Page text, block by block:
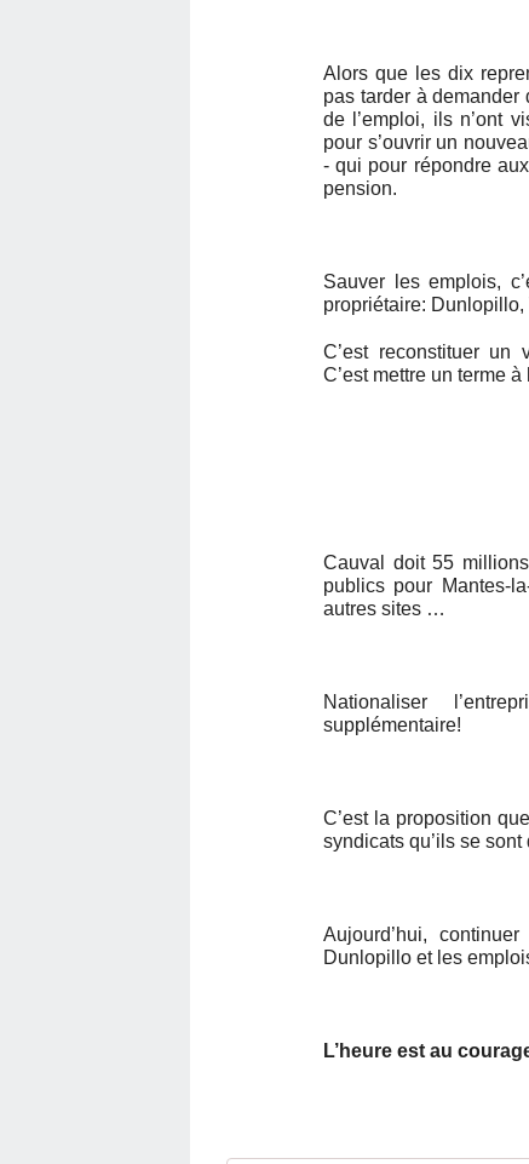
Alors que les dix
pas tarder à
de l’emploi, ils n’ont
pour s’ouvrir un
- qui pour répondre
pension.
Sauver les emplois,
propriétaire:
C’est reconstituer un
C’est mettre un terme
Cauval doit 55
publics pour Mantes-
autres sites …
Nationaliser
supplémentaire!
C’est la proposition
syndicats qu’ils se sont
Aujourd’hui,
Dunlopillo et les
L’heure est au